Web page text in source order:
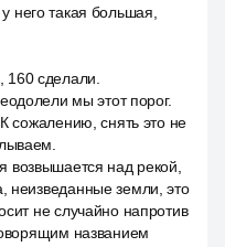
такая большая,
сделали.
мы этот порог.
сожалению, снять это не
возвышается над рекой,
неизведанные земли, это
не случайно напротив
названием